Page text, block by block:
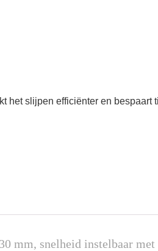
het slijpen efficiënter en bespaart
mm, snelheid instelbaar